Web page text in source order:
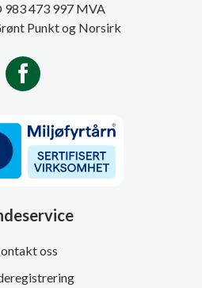
983 473 997 MVA
Punkt og Norsirk
oss